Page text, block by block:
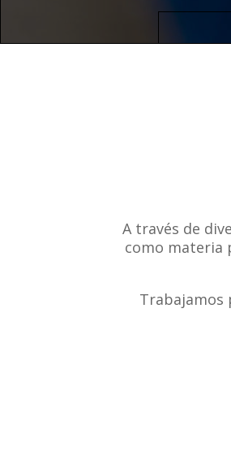
A través de
como materia
Trabajamos